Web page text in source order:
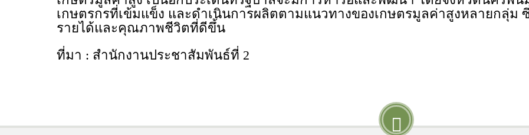
เกษตรกรที่เข้มแข็ง และดำเนินการผลิตตามแนวทางของเกษตรมูลค่าสูงหลายกลุ่ม
รายได้และคุณภาพชีวิตที่ดีขึ้น
ที่มา : สำนักงานประชาสัมพันธ์ที่ 2